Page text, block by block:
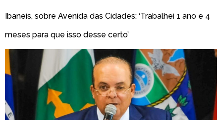
Ibaneis, sobre Avenida das Cidades: ‘Trabalhei 1 ano e 4
meses para que isso desse certo’